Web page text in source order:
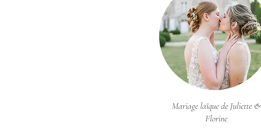
Mariage laïque de Juliette &
Florine